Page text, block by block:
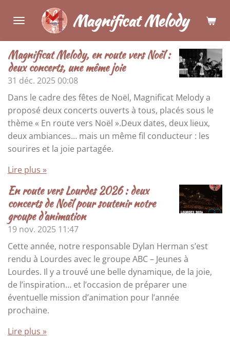
au
principal
Magnificat Melody
Magnificat Melody, en route vers Noël :
deux concerts, une même joie
31 déc. 2025 00:08
Dans le cadre des fêtes de Noël, Magnificat Melody a
proposé deux concerts ouverts à tous, placés sous le
thème « En route vers Noël ».Deux dates, deux lieux,
deux ambiances… mais un même fil conducteur : les
sourires et la joie partagée.
Lire plus »
En route vers Lourdes 2026 : deux
concerts de Noël pour soutenir notre
groupe d’animation
19 nov. 2025 11:47
Cette année, notre responsable Dylan Herman s’est
rendu à Lourdes avec le groupe ABC – Jeunes à
Lourdes. Il y a trouvé une belle dynamique, de la joie,
de l’inspiration… et l’occasion de préparer une
éventuelle mission d’animation pour l’année
prochaine.
Lire plus »